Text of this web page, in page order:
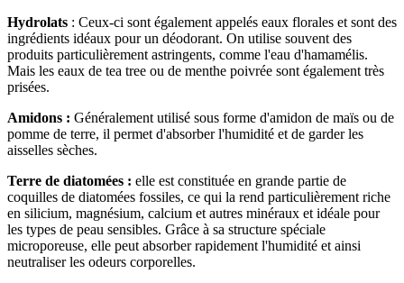
Hydrolats : Ceux-ci sont également appelés eaux florales et sont des
ingrédients idéaux pour un déodorant. On utilise souvent des
produits particulièrement astringents, comme l'eau d'hamamélis.
Mais les eaux de tea tree ou de menthe poivrée sont également très
prisées.
Amidons : Généralement utilisé sous forme d'amidon de maïs ou de
pomme de terre, il permet d'absorber l'humidité et de garder les
aisselles sèches.
Terre de diatomées : elle est constituée en grande partie de
coquilles de diatomées fossiles, ce qui la rend particulièrement riche
en silicium, magnésium, calcium et autres minéraux et idéale pour
les types de peau sensibles. Grâce à sa structure spéciale
microporeuse, elle peut absorber rapidement l'humidité et ainsi
neutraliser les odeurs corporelles.